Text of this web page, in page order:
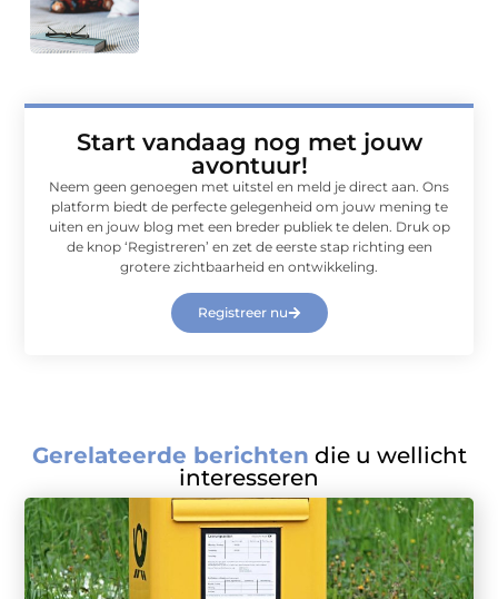
Start vandaag nog met jouw
avontuur!
Neem geen genoegen met uitstel en meld je direct aan. Ons
platform biedt de perfecte gelegenheid om jouw mening te
uiten en jouw blog met een breder publiek te delen. Druk op
de knop ‘Registreren’ en zet de eerste stap richting een
grotere zichtbaarheid en ontwikkeling.
Registreer nu
Gerelateerde berichten die u wellicht
interesseren